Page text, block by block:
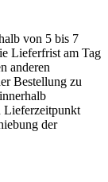
von 5 bis 7
Lieferfrist am Tag
anderen
Bestellung zu
Lieferzeitpunkt
der